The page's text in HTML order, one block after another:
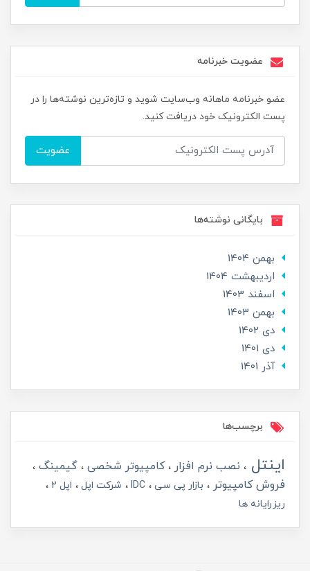
عضویت خبرنامه
عضو خبرنامه ماهانه وب‌سایت شوید و تازه‌ترین نوشته‌ها را در
پست الکترونیک خود دریافت کنید.
عضویت
بایگانی نوشته‌ها
بهمن 1404
ارديبهشت 1404
اسفند 1403
بهمن 1403
دی 1402
دی 1401
آذر 1401
برچسب‌ها
اینتل نصب نرم افزار کامپیوتر شخصی
گیمینگ
فروش کامپیوتر
بازار پی سی IDC شرکت اپل
اپل 2
ریزرایانه ها